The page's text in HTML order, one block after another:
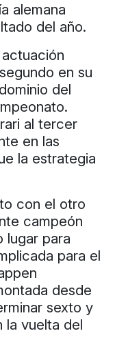
alemana
del año.
en su
del
al tercer
en las
la estrategia
con el otro
campeón
lugar para
para el
desde
sexto y
la vuelta del